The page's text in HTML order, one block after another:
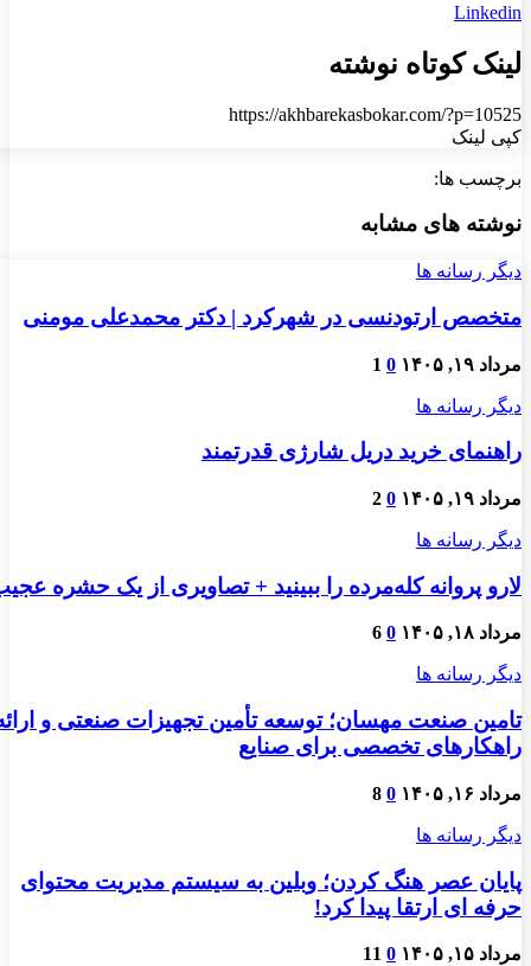
Linkedin
لینک کوتاه نوشته
https://akhbarekasbokar.com/?p=10525
کپی لینک
برچسب ها:
نوشته های مشابه
دیگر رسانه ها
متخصص ارتودنسی در شهرکرد | دکتر محمدعلی مومنی
مرداد ۱۹, ۱۴۰۵ 0
1
دیگر رسانه ها
راهنمای خرید دریل شارژی قدرتمند
مرداد ۱۹, ۱۴۰۵ 0
2
دیگر رسانه ها
لارو پروانه کله‌مرده را ببینید + تصاویری از یک حشره
مرداد ۱۸, ۱۴۰۵ 0
6
دیگر رسانه ها
تامین صنعت مهسان؛ توسعه تأمین تجهیزات صنعتی و
راهکارهای تخصصی برای صنایع
مرداد ۱۶, ۱۴۰۵ 0
8
دیگر رسانه ها
پایان عصر هنگ کردن؛ وبلین به سیستم مدیریت محتوای
حرفه ای ارتقا پیدا کرد!
مرداد ۱۵, ۱۴۰۵ 0
11